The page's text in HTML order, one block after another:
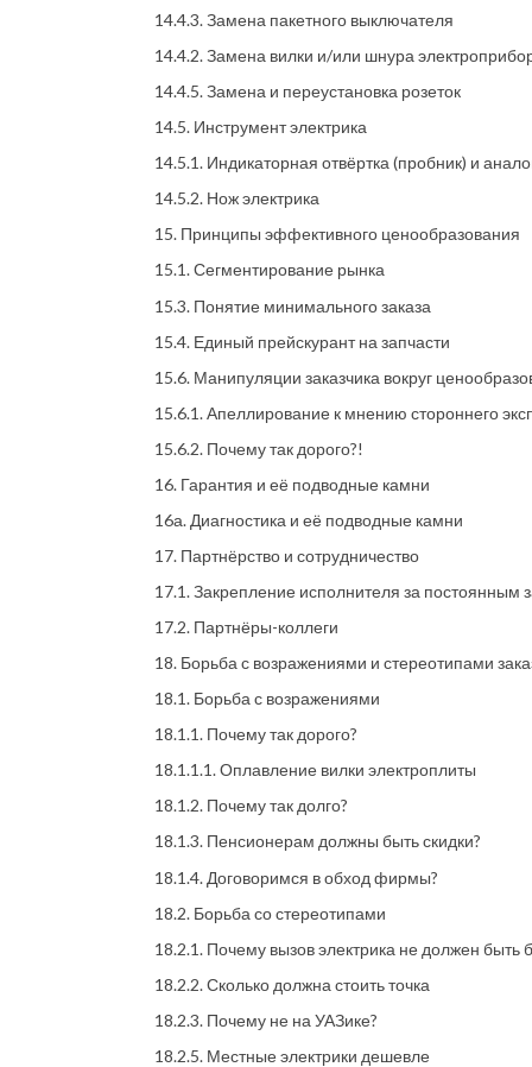
14.4.3. Замена пакетного выключателя
14.4.2. Замена вилки и/или шнура
14.4.5. Замена и переустановка розеток
14.5. Инструмент электрика
14.5.1. Индикаторная отвёртка (пробник) и
14.5.2. Нож электрика
15. Принципы эффективного ценообразования
15.1. Сегментирование рынка
15.3. Понятие минимального заказа
15.4. Единый прейскурант на запчасти
15.6. Манипуляции заказчика вокруг
15.6.1. Апеллирование к мнению стороннего
15.6.2. Почему так дорого?!
16. Гарантия и её подводные камни
16а. Диагностика и её подводные камни
17. Партнёрство и сотрудничество
17.1. Закрепление исполнителя за
17.2. Партнёры-коллеги
18. Борьба с возражениями и стереотипами
18.1. Борьба с возражениями
18.1.1. Почему так дорого?
18.1.1.1. Оплавление вилки электроплиты
18.1.2. Почему так долго?
18.1.3. Пенсионерам должны быть скидки?
18.1.4. Договоримся в обход фирмы?
18.2. Борьба со стереотипами
18.2.1. Почему вызов электрика не должен быть
18.2.2. Сколько должна стоить точка
18.2.3. Почему не на УАЗике?
18.2.5. Местные электрики дешевле